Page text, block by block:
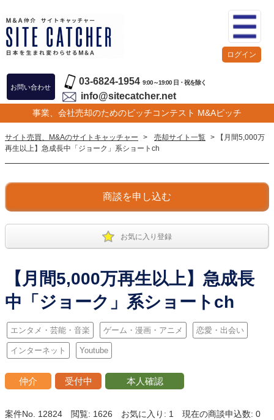
お問い合わせ
03-6824-1954 9:00～19:00 日・祝を除く
info@sitecatcher.net
事業、会社売却のためのピッチコンテスト M&Aピッチ
ログイン
サイト売買、M&Aのサイトキャッチャー > 売却サイト一覧 > 【月間5,000万
再生以上】急成長中「ジョーク」系ショートch
商談を申し込む
お気に入り登録
【月間5,000万再生以上】急成長
中「ジョーク」系ショートch
エンタメ・芸能・音楽 ゲーム・漫画・アニメ 恋愛・出会い
インターネット Youtube
仲介 受付中 本人確認
案件No. 12824 閲覧: 1626 お気に入り: 1 現在の商談申込数: 0